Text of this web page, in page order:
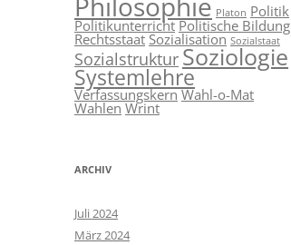
Platon Politik
Politikunterricht Politische Bildung
Rechtsstaat Sozialisation Sozialstaat
SozialstrukturSoziologie
Systemlehre
Verfassungskern Wahl-o-Mat
Wahlen Wrint
ARCHIV
Juli 2024
März 2024